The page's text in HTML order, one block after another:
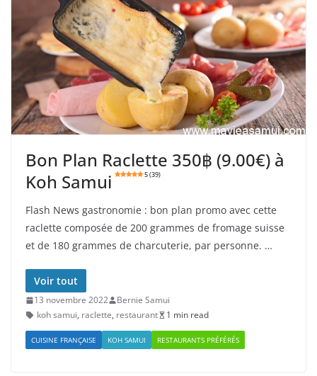
Bon Plan Raclette 350฿ (9.00€) à
Koh Samui
5 (39)
Flash News gastronomie : bon plan promo avec cette
raclette composée de 200 grammes de fromage suisse
et de 180 grammes de charcuterie, par personne. …
Voir tout
13 novembre 2022
Bernie Samui
koh samui, raclette, restaurant 1 min read
CUISINE FRANÇAISE KOH SAMUI RESTAURANTS PRÉFÉRÉS